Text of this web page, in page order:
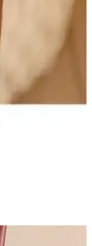
modelleri,
Estetik ve